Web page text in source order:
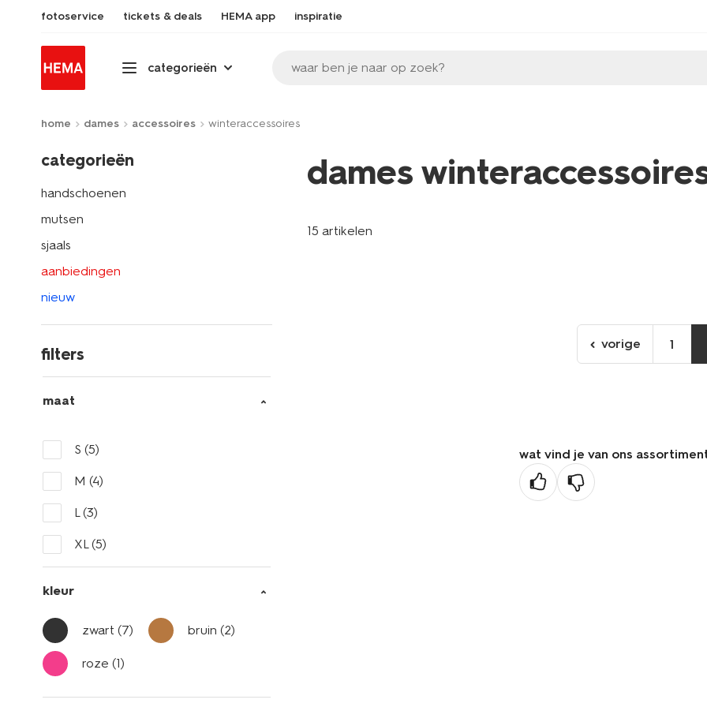
fotoservice tickets & deals HEMA app inspiratie
categorieën waar ben je naar op zoek?
home dames accessoires winteraccessoires
categorieën
handschoenen
mutsen
sjaals
aanbiedingen
nieuw
filters
maat
S (5)
M (4)
L(3)
XL(5)
kleur
zwart (7) bruin(2)
roze (1)
dames
15 artikelen
ga
naar
vorige 1
wat vind je van ons